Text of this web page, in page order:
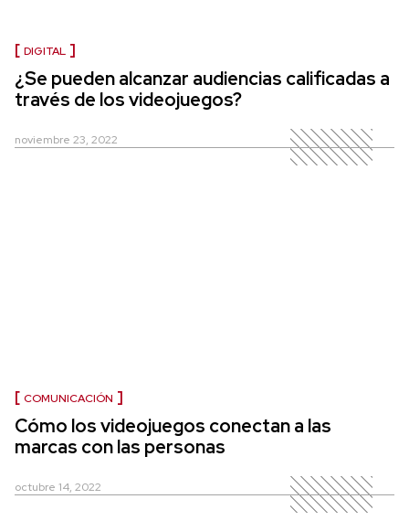
DIGITAL
¿Se pueden alcanzar audiencias calificadas a
través de los videojuegos?
noviembre 23, 2022
COMUNICACIÓN
Cómo los videojuegos conectan a las
marcas con las personas
octubre 14, 2022